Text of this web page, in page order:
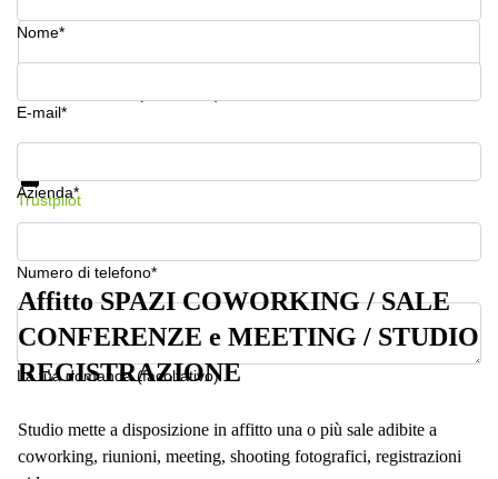
a
Milano
Meeting
Coworking
in affitto su
Affitto
Ufficio
Coworking
a Vicenza
Centers
a Como
Nome*
E-mail*
Azienda*
Numero di telefono*
La tua domanda (facoltativo)
Mostra prezzi e maggiori informazioni
Trustpilot
Affitto SPAZI COWORKING / SALE
CONFERENZE e MEETING / STUDIO
REGISTRAZIONE
Studio mette a disposizione in affitto una o più sale adibite a
coworking, riunioni, meeting, shooting fotografici, registrazioni